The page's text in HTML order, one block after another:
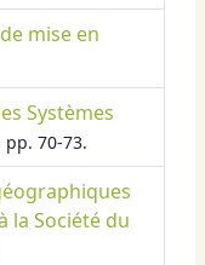
mise en
Systèmes
pp. 70-73.
la Société du